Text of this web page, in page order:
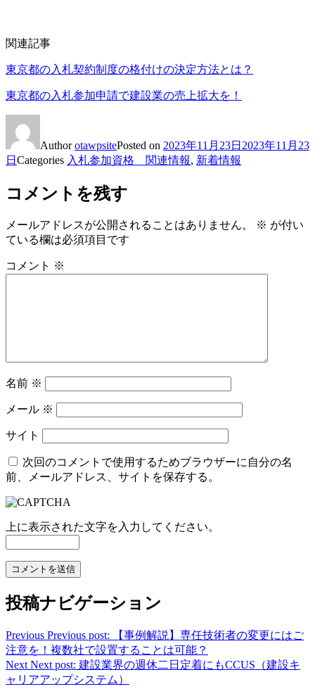
関連記事
東京都の入札契約制度の格付けの決定方法とは？
東京都の入札参加申請で建設業の売上拡大を！
AuthorotawpsitePosted on 2023年11月23日 2023年11月23
日 Categories 入札参加資格 関連情報, 新着情報
コメントを残す
メールアドレスが公開されることはありません。 ※ が付い
ている欄は必須項目です
コメント ※
名前 ※
メール ※
サイト
次回のコメントで使用するためブラウザーに自分の名
前、メールアドレス、サイトを保存する。
上に表示された文字を入力してください。
投稿ナビゲーション
Previous Previous post:
【事例解説】専任技術者の変更にはご
注意を！複数社で設置することは可能？
Next Next post: 建設業界の週休二日定着にもCCUS（建設キ
ャリアアップシステム）